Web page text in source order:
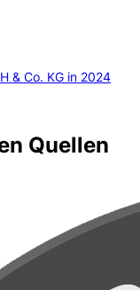
& Co. KG in 2024
Quellen